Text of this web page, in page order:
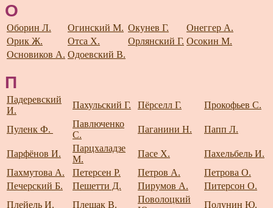
О
Оборин Л. Огинский М. Окунев Г.
Онеггер А.
Орик Ж.
Отса Х. Орлянский Г. Осокин М.
Основиков А. Одоевский В.
П
Падеревский
И.
Пахульский Г. Пёрселл Г. Прокофьев С.
Пуленк Ф.
Павлюченко
С.
Паганини Н. Папп Л.
Парфёнов И.
Парцхаладзе
М.
Пасе Х.
Пахельбель И.
Пахмутова А.
Петерсен Р. Петров А.
Петрова О.
Печерский Б.
Пешетти Д. Пирумов А.
Питерсон О.
Плейель И.
Плешак В.
Поволоцкий
Полунин Ю.